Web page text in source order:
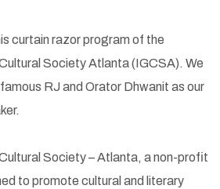
curtain razor program of the
Society Atlanta (IGCSA). We
RJ and Orator Dhwanit as our
Society – Atlanta, a non-profit
to promote cultural and literary